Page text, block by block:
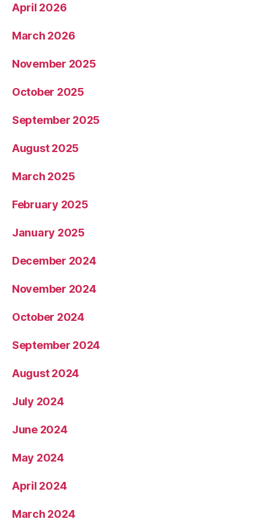
April 2026
March 2026
November 2025
October 2025
September 2025
August 2025
March 2025
February 2025
January 2025
December 2024
November 2024
October 2024
September 2024
August 2024
July 2024
June 2024
May 2024
April 2024
March 2024